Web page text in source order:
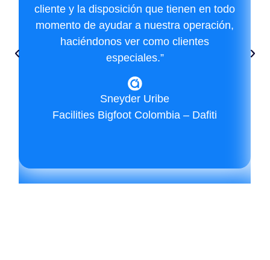
cliente y la disposición que tienen en todo
momento de ayudar a nuestra operación,
haciéndonos ver como clientes
especiales.”
Sneyder Uribe
Facilities Bigfoot Colombia – Dafiti